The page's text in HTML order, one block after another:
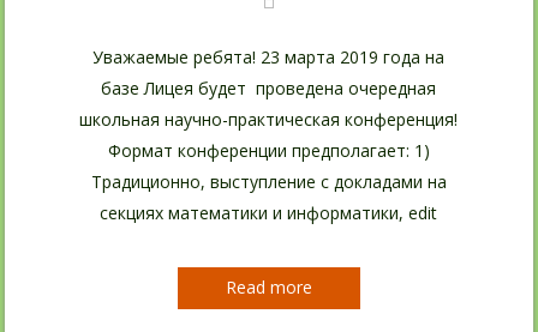
Уважаемые ребята! 23 марта 2019 года на
базе Лицея будет проведена очередная
школьная научно-практическая конференция!
Формат конференции предполагает: 1)
Традиционно, выступление с докладами на
секциях математики и информатики, edit
Read more